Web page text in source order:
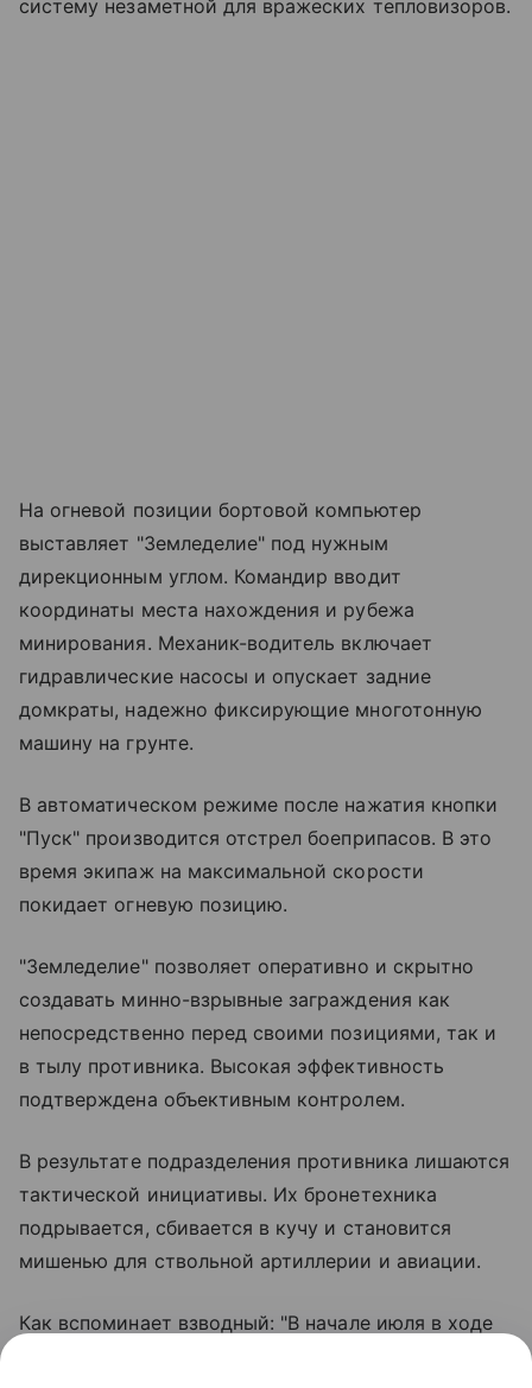
систему незаметной для вражеских тепловизоров.
На огневой позиции бортовой компьютер
выставляет "Земледелие" под нужным
дирекционным углом. Командир вводит
координаты места нахождения и рубежа
минирования. Механик-водитель включает
гидравлические насосы и опускает задние
домкраты, надежно фиксирующие многотонную
машину на грунте.
В автоматическом режиме после нажатия кнопки
"Пуск" производится отстрел боеприпасов. В это
время экипаж на максимальной скорости
покидает огневую позицию.
"Земледелие" позволяет оперативно и скрытно
создавать минно-взрывные заграждения как
непосредственно перед своими позициями, так и
в тылу противника. Высокая эффективность
подтверждена объективным контролем.
В результате подразделения противника лишаются
тактической инициативы. Их бронетехника
подрывается, сбивается в кучу и становится
мишенью для ствольной артиллерии и авиации.
Как вспоминает взводный: "В начале июля в ходе